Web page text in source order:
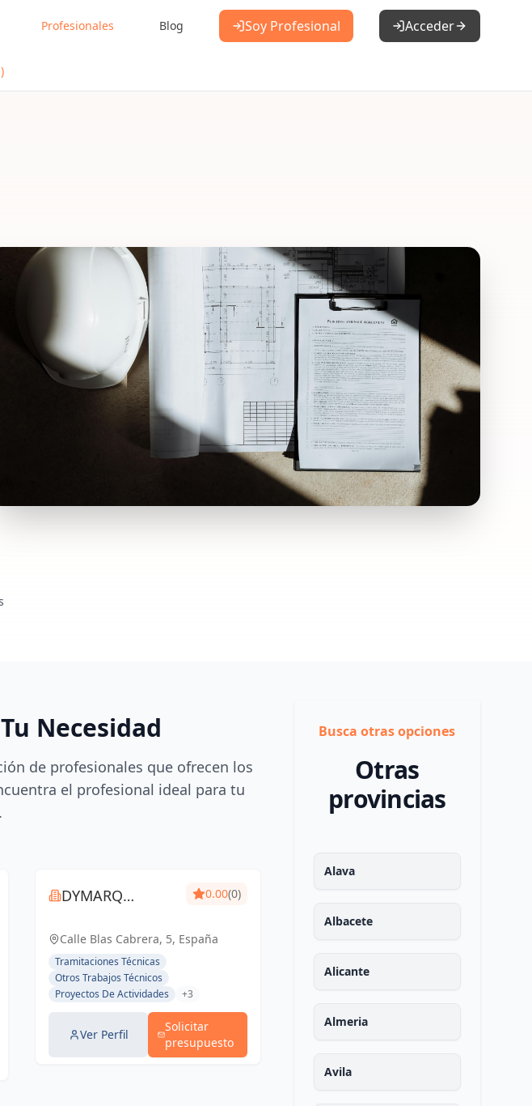
Profesionales Blog Soy Profesional Acceder
Necesidad
de profesionales que ofrecen los
el profesional ideal para tu
DYMARQ
0.00(0)
Calle Blas Cabrera, 5, España
Tramitaciones Técnicas
Otros Trabajos Técnicos
Proyectos De Actividades
+3
Ver Perfil
Solicitar
presupuesto
Busca otras opciones
Otras
provincias
Alava
Albacete
Alicante
Almeria
Avila